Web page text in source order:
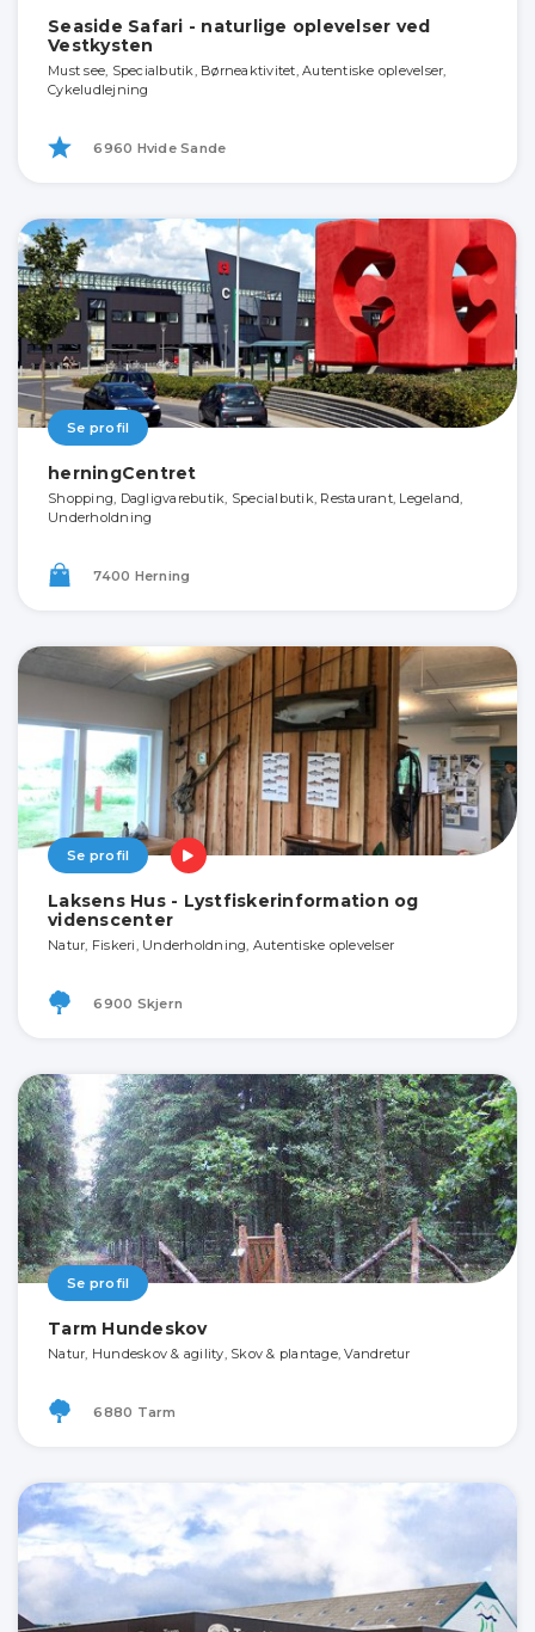
Seaside Safari - naturlige oplevelser ved
Vestkysten
Must see, Specialbutik, Børneaktivitet, Autentiske oplevelser,
Cykeludlejning
6960 Hvide Sande
Se profil
herningCentret
Shopping, Dagligvarebutik, Specialbutik, Restaurant, Legeland,
Underholdning
7400 Herning
Se profil
Laksens Hus - Lystfiskerinformation og
videnscenter
Natur, Fiskeri, Underholdning, Autentiske oplevelser
6900 Skjern
Se profil
Tarm Hundeskov
Natur, Hundeskov & agility, Skov & plantage, Vandretur
6880 Tarm